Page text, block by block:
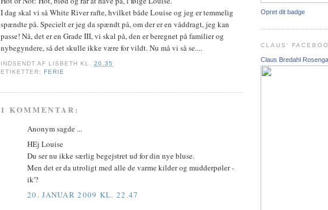
I dag skal vi så White River rafte, hvilket både Louise og jeg er temmelig
spændte på. Specielt er jeg da spændt på, om der er en våddragt, jeg kan
passe! Nå, det er en Grade III, vi skal på, den er beregnet på familier og
nybegyndere, så det skulle ikke være for vildt. Nu må vi så se....
INDSENDT AF LISBETH KL.20.35
ETIKETTER:FERIE
1 KOMMENTAR:
Anonym sagde ...
HEj Louise
Du ser nu ikke særlig begejstret ud for din nye bluse.
Men det er da utroligt med alle de varme kilder og mudderpøler -
ik'?
20. JANUAR 2009 KL. 22.47
Opret dit badge
CLAUS'
Claus Bredahl